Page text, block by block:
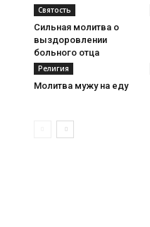
Святость
Сильная молитва о
выздоровлении
больного отца
Религия
Молитва мужу на еду